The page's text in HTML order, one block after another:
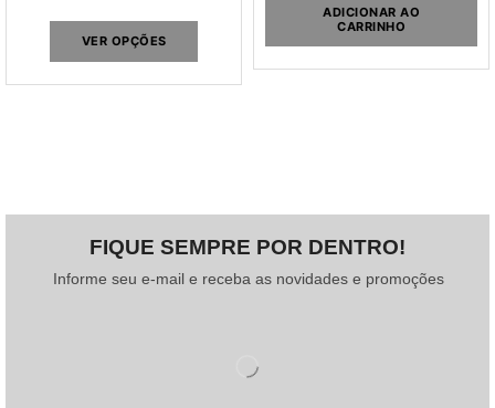
VER OPÇÕES
ADICIONAR AO
CARRINHO
FIQUE SEMPRE POR DENTRO!
Informe seu e-mail e receba as novidades e promoções